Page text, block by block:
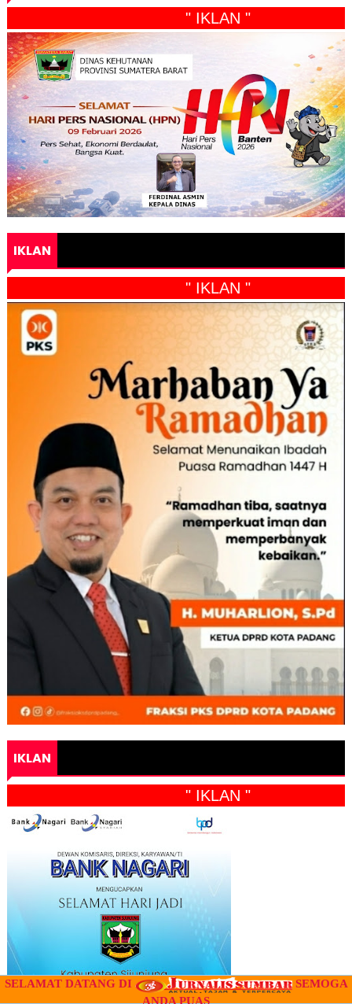
" IKLAN "
IKLAN
" IKLAN "
IKLAN
" IKLAN "
SELAMAT DATANG DI
SEMOGA
ANDA PUAS